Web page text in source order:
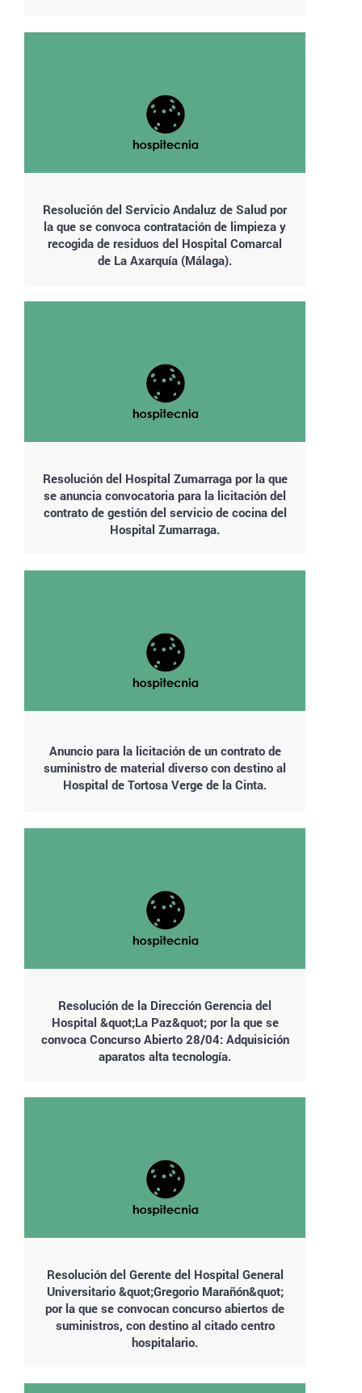
Resolución del Servicio Andaluz de Salud por
la que se convoca contratación de limpieza y
recogida de residuos del Hospital Comarcal
de La Axarquía (Málaga).
Resolución del Hospital Zumarraga por la que
se anuncia convocatoria para la licitación del
contrato de gestión del servicio de cocina del
Hospital Zumarraga.
Anuncio para la licitación de un contrato de
suministro de material diverso con destino al
Hospital de Tortosa Verge de la Cinta.
Resolución de la Dirección Gerencia del
Hospital &quot;La Paz&quot; por la que se
convoca Concurso Abierto 28/04: Adquisición
aparatos alta tecnología.
Resolución del Gerente del Hospital General
Universitario &quot;Gregorio Marañón&quot;
por la que se convocan concurso abiertos de
suministros, con destino al citado centro
hospitalario.